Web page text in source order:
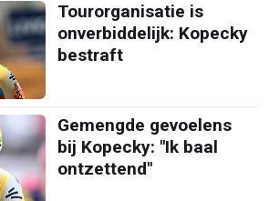
Tourorganisatie is
onverbiddelijk: Kopecky
bestraft
Gemengde gevoelens
bij Kopecky: "Ik baal
ontzettend"